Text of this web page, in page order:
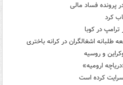
پرونده فساد مالی
کرد
در کوبا
اشغالگران در کرانه باختری
و روسیه
ارومیه»
کرده است